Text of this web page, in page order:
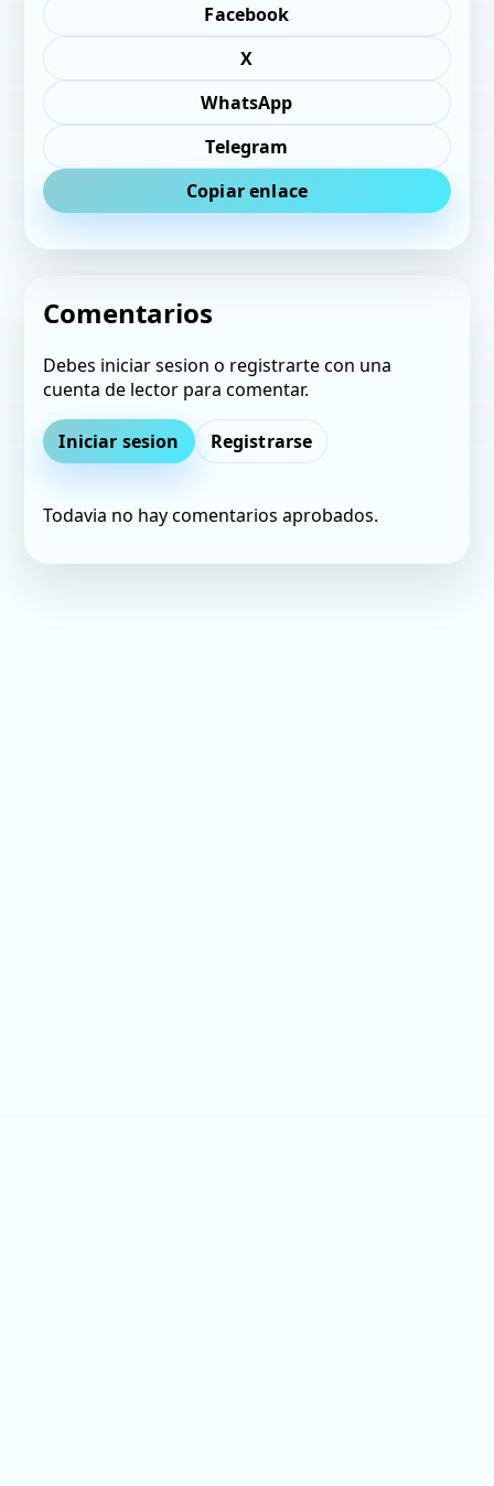
Facebook
X
WhatsApp
Telegram
Copiar enlace
Comentarios
Debes iniciar sesion o registrarte con una
cuenta de lector para comentar.
Iniciar sesion Registrarse
Todavia no hay comentarios aprobados.